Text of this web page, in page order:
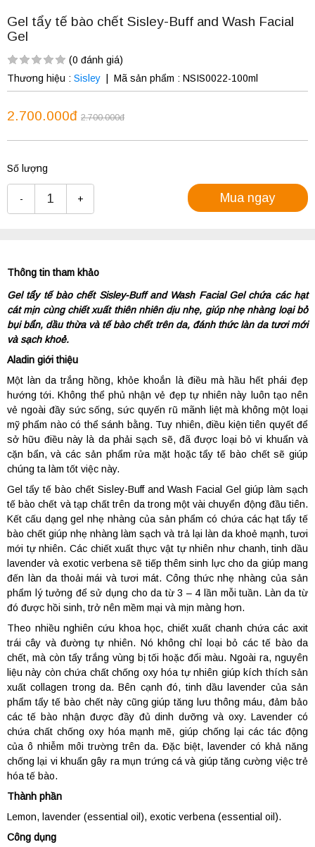
Gel tẩy tế bào chết Sisley-Buff and Wash Facial
Gel
(0 đánh giá)
Thương hiệu : Sisley Mã sản phẩm : NSIS0022-100ml
2.700.000đ 2.700.000đ
Số lượng
- + Mua ngay
Thông tin tham khảo
Gel tẩy tế bào chết Sisley-Buff and Wash Facial Gel chứa các hạt
cát mịn cùng chiết xuất thiên nhiên dịu nhẹ, giúp nhẹ nhàng loại bỏ
bụi bẩn, dầu thừa và tế bào chết trên da, đánh thức làn da tươi mới
và sạch khoẻ.
Aladin giới thiệu
Một làn da trắng hồng, khỏe khoắn là điều mà hầu hết phái đẹp
hướng tới. Không thể phủ nhận vẻ đẹp tự nhiên này luôn tạo nên
vẻ ngoài đầy sức sống, sức quyến rũ mãnh liệt mà không một loại
mỹ phẩm nào có thể sánh bằng. Tuy nhiên, điều kiện tiên quyết để
sở hữu điều này là da phải sạch sẽ, đã được loại bỏ vi khuẩn và
cặn bẩn, và các sản phẩm rửa mặt hoặc tẩy tế bào chết sẽ giúp
chúng ta làm tốt việc này.
Gel tẩy tế bào chết Sisley-Buff and Wash Facial Gel giúp làm sạch
tế bào chết và tạp chất trên da trong một vài chuyển động đầu tiên.
Kết cấu dạng gel nhẹ nhàng của sản phẩm có chứa các hạt tẩy tế
bào chết giúp nhẹ nhàng làm sạch và trả lại làn da khoẻ mạnh, tươi
mới tự nhiên. Các chiết xuất thực vật tự nhiên như chanh, tinh dầu
lavender và exotic verbena sẽ tiếp thêm sinh lực cho da giúp mang
đến làn da thoải mái và tươi mát. Công thức nhẹ nhàng của sản
phẩm lý tưởng để sử dụng cho da từ 3 – 4 lần mỗi tuần. Làn da từ
đó được hồi sinh, trở nên mềm mại và mịn màng hơn.
Theo nhiều nghiên cứu khoa học, chiết xuất chanh chứa các axit
trái cây và đường tự nhiên. Nó không chỉ loại bỏ các tế bào da
chết, mà còn tẩy trắng vùng bị tối hoặc đổi màu. Ngoài ra, nguyên
liệu này còn chứa chất chống oxy hóa tự nhiên giúp kích thích sản
xuất collagen trong da. Bên cạnh đó, tinh dầu lavender của sản
phẩm tẩy tế bào chết này cũng giúp tăng lưu thông máu, đảm bảo
các tế bào nhận được đầy đủ dinh dưỡng và oxy. Lavender có
chứa chất chống oxy hóa mạnh mẽ, giúp chống lại các tác động
của ô nhiễm môi trường trên da. Đặc biệt, lavender có khả năng
chống lại vi khuẩn gây ra mụn trứng cá và giúp tăng cường việc trẻ
hóa tế bào.
Thành phần
Lemon, lavender (essential oil), exotic verbena (essential oil).
Công dụng